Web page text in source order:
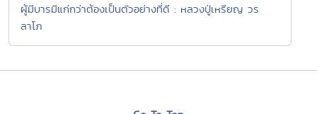
ผู้มีบารมีแก่กว่าต้องเป็นตัวอย่างที่ดี : หลวงปู่เหรียญ วร
ลาโภ